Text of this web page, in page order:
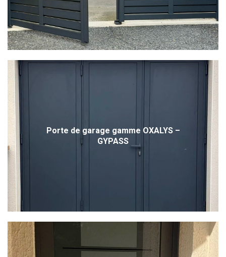
Porte de garage gamme OXALYS –
GYPASS